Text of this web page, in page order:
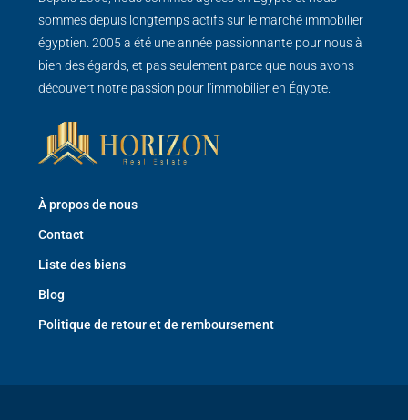
sommes depuis longtemps actifs sur le marché immobilier
égyptien. 2005 a été une année passionnante pour nous à
bien des égards, et pas seulement parce que nous avons
découvert notre passion pour l'immobilier en Égypte.
À propos de nous
Contact
Liste des biens
Blog
Politique de retour et de remboursement